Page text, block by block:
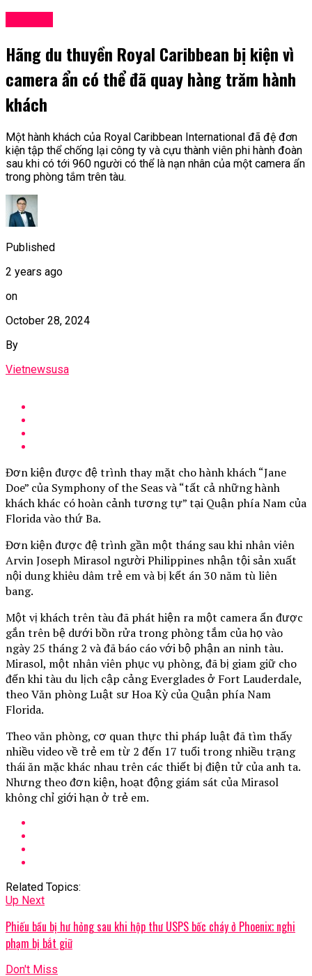
Hãng du thuyền Royal Caribbean bị kiện vì
camera ẩn có thể đã quay hàng trăm hành
khách
Một hành khách của Royal Caribbean International đã đệ đơn
kiện tập thể chống lại công ty và cựu thành viên phi hành đoàn
sau khi có tới 960 người có thể là nạn nhân của một camera ẩn
trong phòng tắm trên tàu.
Published
2 years ago
on
October 28, 2024
By
Vietnewsusa
Đơn kiện được đệ trình thay mặt cho hành khách “Jane
Doe” của Symphony of the Seas và “tất cả những hành
khách khác có hoàn cảnh tương tự” tại Quận phía Nam của
Florida vào thứ Ba.
Đơn kiện được đệ trình gần một tháng sau khi nhân viên
Arvin Joseph Mirasol người Philippines nhận tội sản xuất
nội dung khiêu dâm trẻ em và bị kết án 30 năm tù liên
bang.
Một vị khách trên tàu đã phát hiện ra một camera ẩn được
gắn trên bệ dưới bồn rửa trong phòng tắm của họ vào
ngày 25 tháng 2 và đã báo cáo với bộ phận an ninh tàu.
Mirasol, một nhân viên phục vụ phòng, đã bị giam giữ cho
đến khi tàu du lịch cập cảng Everglades ở Fort Lauderdale,
theo Văn phòng Luật sư Hoa Kỳ của Quận phía Nam
Florida.
Theo văn phòng, cơ quan thực thi pháp luật đã tìm thấy
nhiều video về trẻ em từ 2 đến 17 tuổi trong nhiều trạng
thái ăn mặc khác nhau trên các thiết bị điện tử của anh ta.
Nhưng theo đơn kiện, hoạt động giám sát của Mirasol
không chỉ giới hạn ở trẻ em.
Related Topics:
Up Next
Phiếu bầu bị hư hỏng sau khi hộp thư USPS bốc cháy ở Phoenix; nghi
phạm bị bắt giữ
Don't Miss